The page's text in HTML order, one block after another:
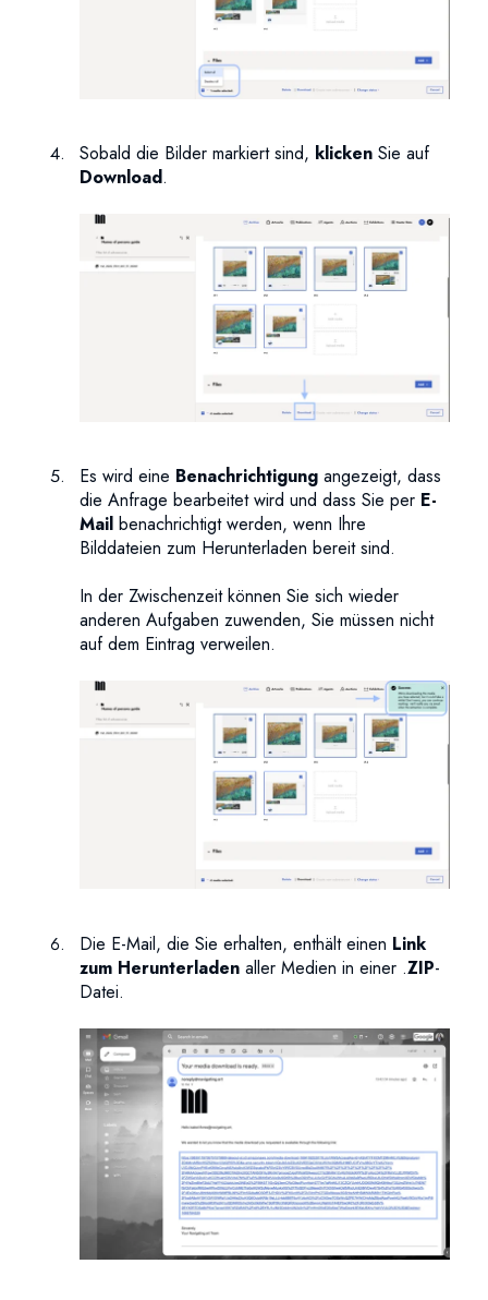
Sobald die Bilder markiert sind, klicken Sie auf
Download.
Es wird eine Benachrichtigung angezeigt, dass
die Anfrage bearbeitet wird und dass Sie per E-
Mail benachrichtigt werden, wenn Ihre
Bilddateien zum Herunterladen bereit sind.
In der Zwischenzeit können Sie sich wieder
anderen Aufgaben zuwenden, Sie müssen nicht
auf dem Eintrag verweilen.
Die E-Mail, die Sie erhalten, enthält einen Link
zum Herunterladen aller Medien in einer .ZIP-
Datei.